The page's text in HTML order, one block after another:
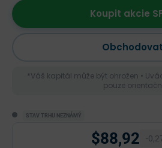
Koupit akcie
*Váš kapitál může být ohrožen •
pouze
STAV TRHU NEZNÁMÝ
$88,92 -